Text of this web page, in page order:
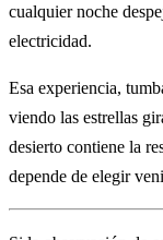
cualquier noche
electricidad.
Esa experiencia,
viendo las estrellas
desierto contiene la
depende de elegir